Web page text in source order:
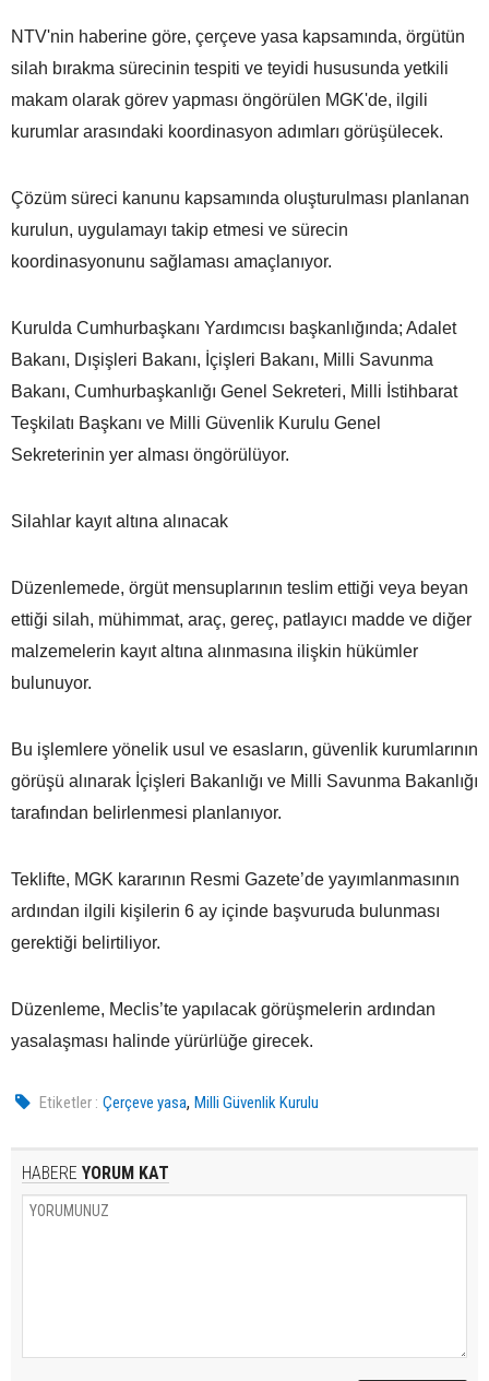
NTV'nin haberine göre, çerçeve yasa kapsamında, örgütün
silah bırakma sürecinin tespiti ve teyidi hususunda yetkili
makam olarak görev yapması öngörülen MGK'de, ilgili
kurumlar arasındaki koordinasyon adımları görüşülecek.
Çözüm süreci kanunu kapsamında oluşturulması planlanan
kurulun, uygulamayı takip etmesi ve sürecin
koordinasyonunu sağlaması amaçlanıyor.
Kurulda Cumhurbaşkanı Yardımcısı başkanlığında; Adalet
Bakanı, Dışişleri Bakanı, İçişleri Bakanı, Milli Savunma
Bakanı, Cumhurbaşkanlığı Genel Sekreteri, Milli İstihbarat
Teşkilatı Başkanı ve Milli Güvenlik Kurulu Genel
Sekreterinin yer alması öngörülüyor.
Silahlar kayıt altına alınacak
Düzenlemede, örgüt mensuplarının teslim ettiği veya beyan
ettiği silah, mühimmat, araç, gereç, patlayıcı madde ve diğer
malzemelerin kayıt altına alınmasına ilişkin hükümler
bulunuyor.
Bu işlemlere yönelik usul ve esasların, güvenlik kurumlarının
görüşü alınarak İçişleri Bakanlığı ve Milli Savunma Bakanlığı
tarafından belirlenmesi planlanıyor.
Teklifte, MGK kararının Resmi Gazete’de yayımlanmasının
ardından ilgili kişilerin 6 ay içinde başvuruda bulunması
gerektiği belirtiliyor.
Düzenleme, Meclis’te yapılacak görüşmelerin ardından
yasalaşması halinde yürürlüğe girecek.
Etiketler : Çerçeve yasa,Milli Güvenlik Kurulu
HABERE YORUM KAT